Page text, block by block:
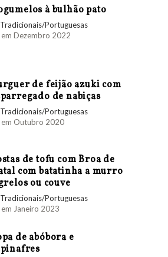
à bulhão pato
Tradicionais/Portuguesas
em Dezembro 2022
de feijão azuki com
de nabiças
Tradicionais/Portuguesas
em Outubro 2020
de tofu com Broa de
com batatinha a murro
ou couve
Tradicionais/Portuguesas
em Janeiro 2023
de abóbora e